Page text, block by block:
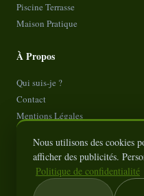
Piscine Terrasse
Maison Pratique
À Propos
Qui suis-je ?
Contact
Mentions Légales
Plan de site
Nous utilisons des cookies
afficher des publicités.
Politique de confidentialité